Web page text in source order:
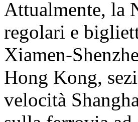
Attualmente, la
regolari e
Xiamen-
Hong Kong,
velocità